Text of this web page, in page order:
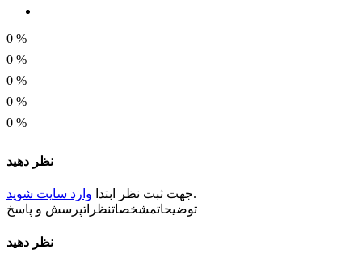
0 %
0 %
0 %
0 %
0 %
نظر دهید
جهت ثبت نظر ابتدا وارد سایت شوید
.
توضیحاتمشخصاتنظراتپرسش و پاسخ
نظر دهید